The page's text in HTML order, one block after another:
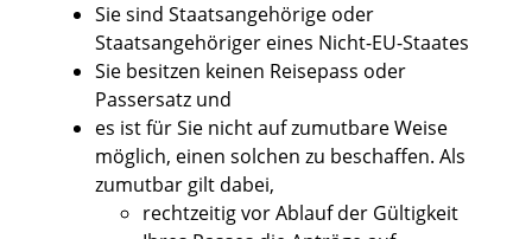
Sie sind Staatsangehörige oder
Staatsangehöriger eines Nicht-EU-Staates
Sie besitzen keinen Reisepass oder
Passersatz und
es ist für Sie nicht auf zumutbare Weise
möglich, einen solchen zu beschaffen. Als
zumutbar gilt dabei,
rechtzeitig vor Ablauf der Gültigkeit